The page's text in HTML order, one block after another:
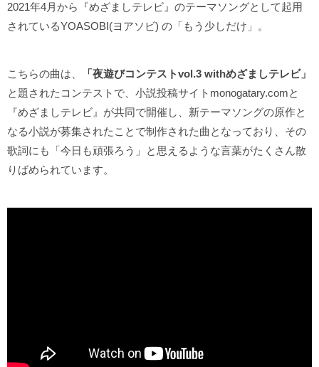
2021年4月から『めざましテレビ』のテーマソングとして起用
されているYOASOBI(ヨアソビ) の「もう少しだけ」。
こちらの曲は、
「夜遊びコンテストvol.3 withめざましテレビ」
と題されたコンテストで、小説投稿サイトmonogatary.comと
『めざましテレビ』が共同で開催し、新テーマソングの原作と
なる小説が募集されたことで制作された曲となっており、その
歌詞にも「今日も頑張ろう」と思えるような言葉がたくさん散
りばめられています。